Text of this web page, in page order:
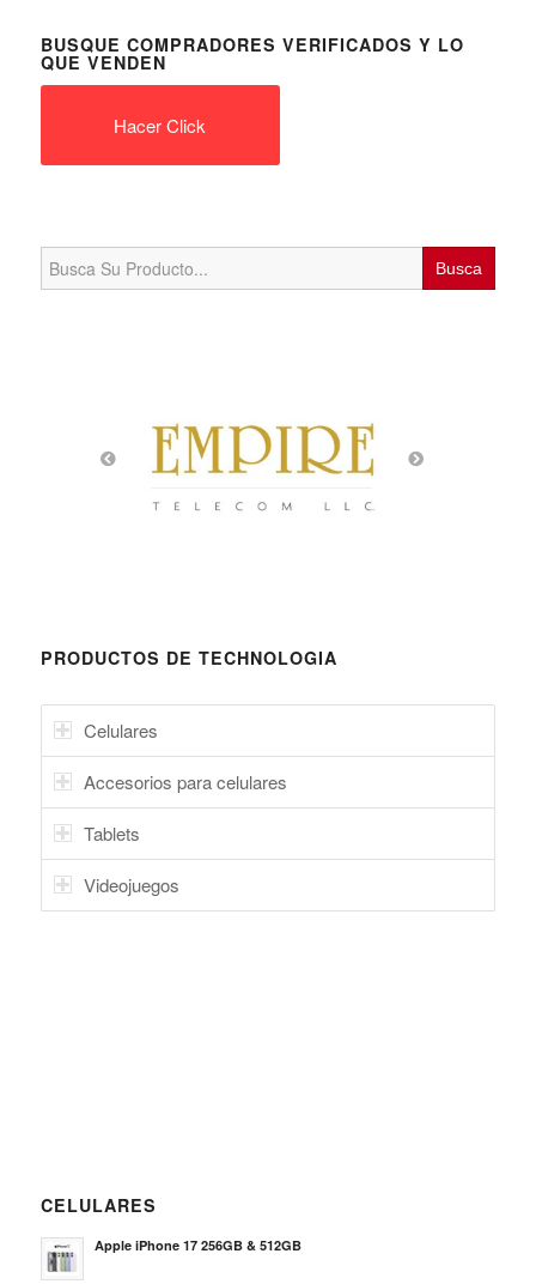
BUSQUE COMPRADORES VERIFICADOS Y LO
QUE VENDEN
Hacer Click
Search
for:
PRODUCTOS DE TECHNOLOGIA
Celulares
Accesorios para celulares
Tablets
Videojuegos
CELULARES
Apple iPhone 17 256GB & 512GB